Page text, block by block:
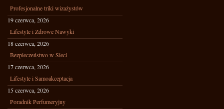
Profesjonalne triki wizażystów
19 czerwca, 2026
Lifestyle i Zdrowe Nawyki
18 czerwca, 2026
Bezpieczeństwo w Sieci
17 czerwca, 2026
Lifestyle i Samoakceptacja
15 czerwca, 2026
Poradnik Perfumeryjny